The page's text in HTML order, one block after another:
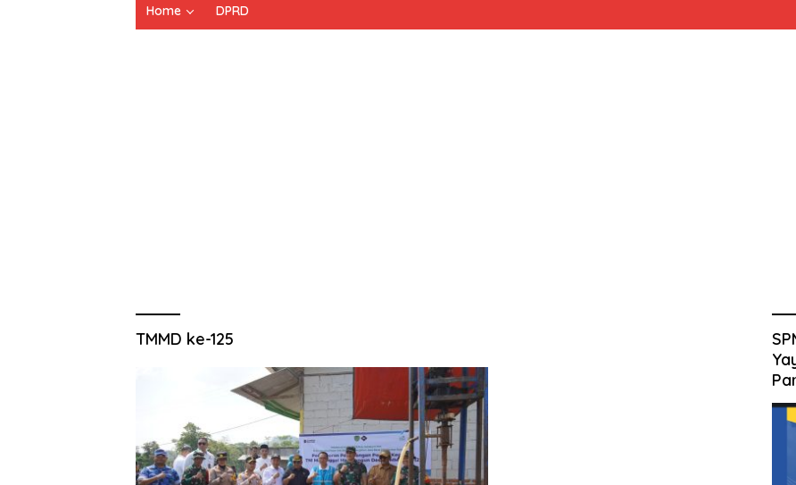
Home DPRD
TMMD ke-125